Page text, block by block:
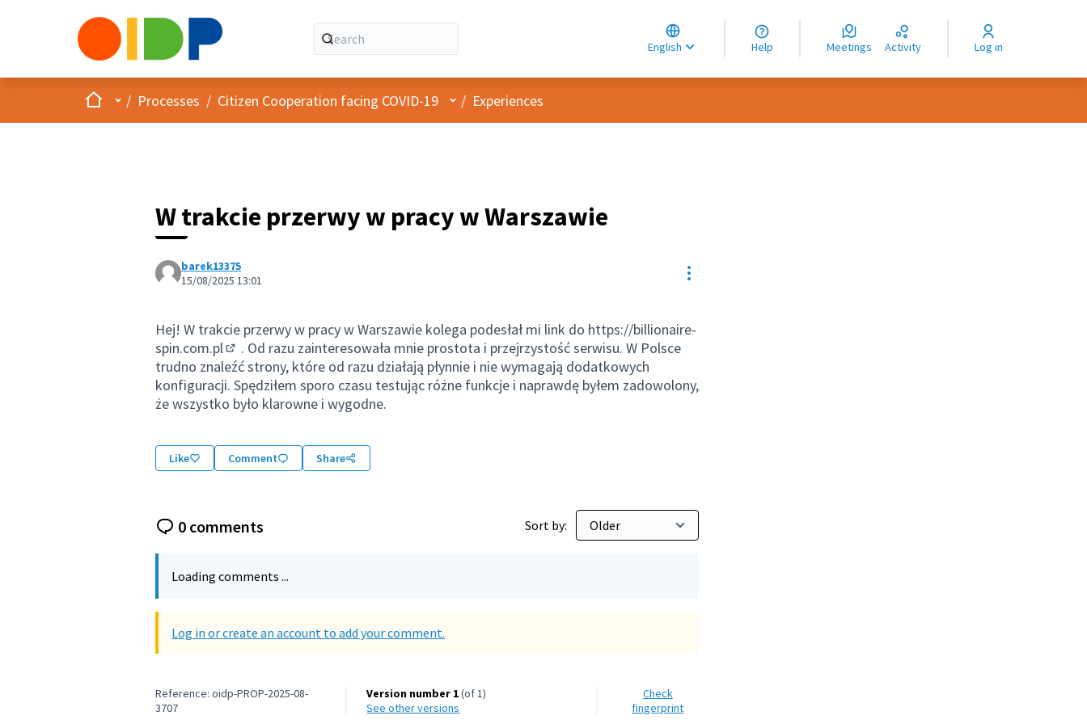
English
Choose language
Choisir la langue
Elegir el idioma
Help Meetings Activity Log in
HomeMain menu
/ Processes / Citizen Cooperation facing COVID-19 User menu
/ Experiences
W trakcie przerwy w pracy w Warszawie
barek13375
15/08/2025 13:01
Resource controls
Hej! W trakcie przerwy w pracy w Warszawie kolega podesłał mi link do https://billionaire-
spin.com.pl
(External link)
. Od razu zainteresowała mnie prostota i przejrzystość serwisu. W Polsce
trudno znaleźć strony, które od razu działają płynnie i nie wymagają dodatkowych
konfiguracji. Spędziłem sporo czasu testując różne funkcje i naprawdę byłem zadowolony,
że wszystko było klarowne i wygodne.
Like Comment Share
0 comments Sort by:
Loading comments ...
Log in or create an account to add your comment.
Reference: oidp-PROP-2025-08-
3707
Version number 1(of 1)
see other versions
Check
fingerprint